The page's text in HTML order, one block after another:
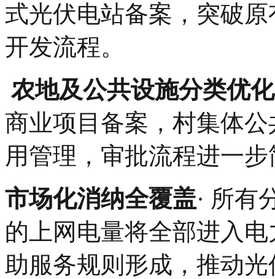
式光伏电站备案，突破
开发流程。
农地及公共设施分类优化‌
商业项目备案，村集体
用管理，审批流程进一
‌市场化消纳全覆盖‌· 所有
的上网电量将全部进入
助服务规则形成，推动